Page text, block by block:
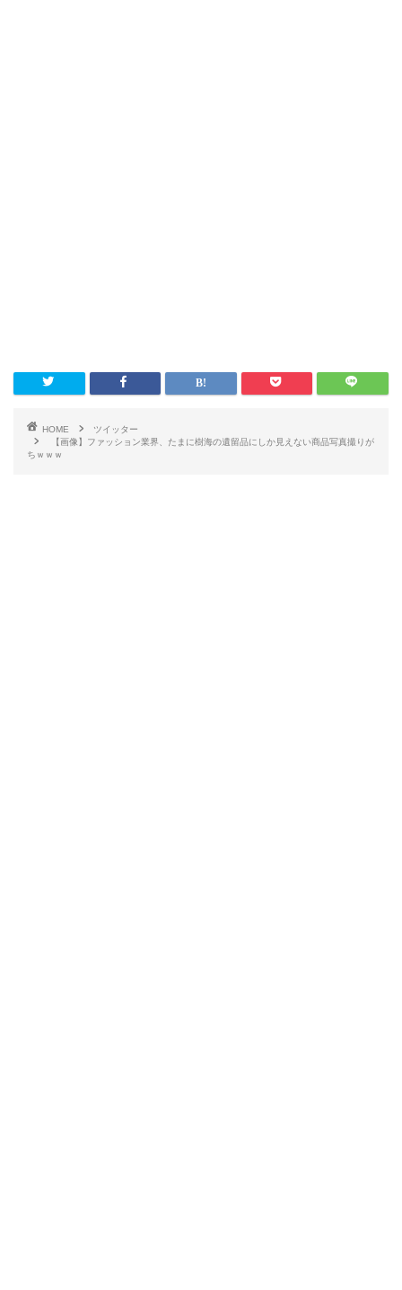
HOME
ツイッター
【画像】ファッション業界、たまに樹海の遺留品にしか見えない商品写真撮りが
ちｗｗｗ